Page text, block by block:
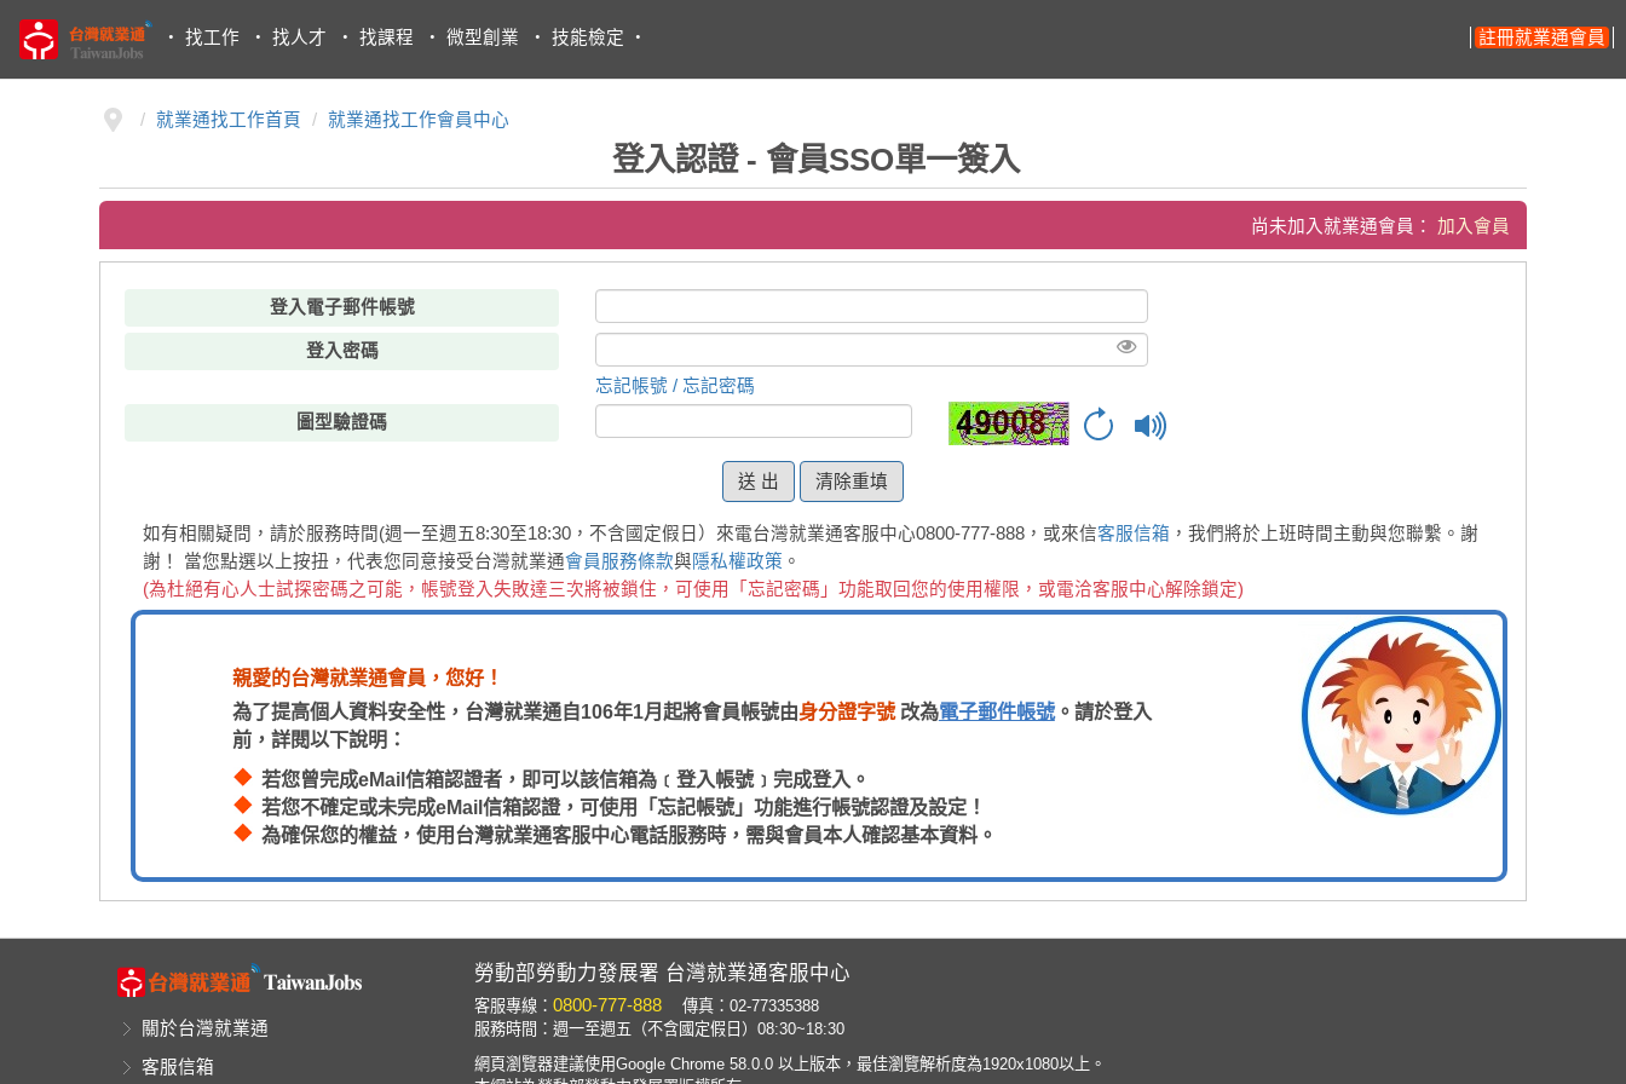
・ 找工作 ・ 找人才 ・ 找課程 ・ 微型創業 ・ 技能檢定 ・ 註冊就業通會員
就業通找工作首頁 就業通找工作會員中心
登入認證 - 會員SSO單一簽入
尚未加入就業通會員： 加入會員
登入電子郵件帳號
登入密碼
忘記帳號 / 忘記密碼
圖型驗證碼
清除重填
如有相關疑問，請於服務時間(週一至週五8:30至18:30，不含國定假日）來電台灣就業通客服中心0800-777-888，或來信客服信箱 ，我們將於上班時間主動與您聯繫。謝
謝！
當您點選以上按扭，代表您同意接受台灣就業通會員服務條款與隱私權政策 。
(為杜絕有心人士試探密碼之可能，帳號登入失敗達三次將被鎖住，可使用「忘記密碼」功能取回您的使用權限，或電洽客服中心解除鎖定)
親愛的台灣就業通會員，您好！
為了提高個人資料安全性，台灣就業通自106年1月起將會員帳號由身分證字號改為電子郵件帳號。請於登入
前，詳閱以下說明：
若您曾完成eMail信箱認證者，即可以該信箱為﹝登入帳號﹞完成登入。
若您不確定或未完成eMail信箱認證，可使用「忘記帳號」功能進行帳號認證及設定！
為確保您的權益，使用台灣就業通客服中心電話服務時，需與會員本人確認基本資料。
關於台灣就業通
客服信箱
勞動部勞動力發展署 台灣就業通客服中心
客服專線：0800-777-888 傳真：02-77335388
服務時間：週一至週五（不含國定假日）08:30~18:30
網頁瀏覽器建議使用Google Chrome 58.0.0 以上版本，最佳瀏覽解析度為1920x1080以上。